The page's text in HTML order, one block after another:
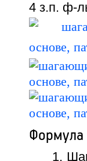
4 з.п. ф-
Формула
1.